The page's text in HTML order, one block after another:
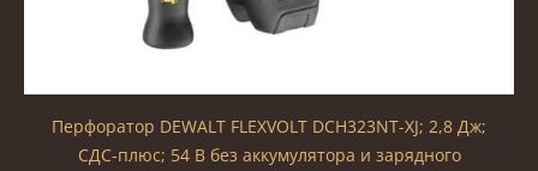
Перфоратор DEWALT FLEXVOLT DCH323NT-XJ; 2,8 Дж;
СДС-плюс; 54 В без аккумулятора и зарядного